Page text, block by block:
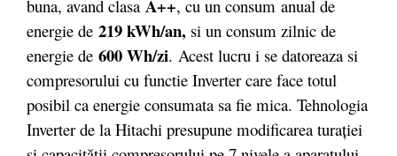
buna, avand clasa A++, cu un consum anual de
energie de 219 kWh/an, si un consum zilnic de
energie de 600 Wh/zi. Acest lucru i se datoreaza si
compresorului cu functie Inverter care face totul
posibil ca energie consumata sa fie mica. Tehnologia
Inverter de la Hitachi presupune modificarea turației